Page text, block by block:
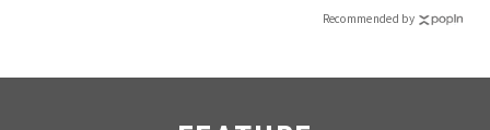
Recommended by